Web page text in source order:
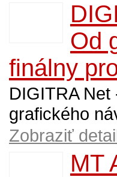
Od
finálny
DIGITRA
grafického
Zobraziť
MT